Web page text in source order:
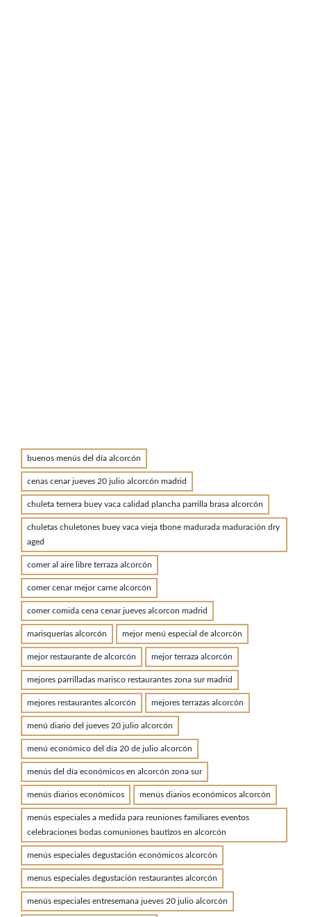
buenos menús del día alcorcón
cenas cenar jueves 20 julio alcorcón madrid
chuleta ternera buey vaca calidad plancha parrilla brasa alcorcón
chuletas chuletones buey vaca vieja tbone madurada maduración dry
aged
comer al aire libre terraza alcorcón
comer cenar mejor carne alcorcón
comer comida cena cenar jueves alcorcon madrid
marisquerías alcorcón mejor menú especial de alcorcón
mejor restaurante de alcorcón mejor terraza alcorcón
mejores parrilladas marisco restaurantes zona sur madrid
mejores restaurantes alcorcón mejores terrazas alcorcón
menú diario del jueves 20 julio alcorcón
menú económico del día 20 de julio alcorcón
menús del día económicos en alcorcón zona sur
menús diarios económicos menús diarios económicos alcorcón
menús especiales a medida para reuniones familiares eventos
celebraciones bodas comuniones bautizos en alcorcón
menús especiales degustación económicos alcorcón
menus especiales degustación restaurantes alcorcón
menús especiales entresemana jueves 20 julio alcorcón